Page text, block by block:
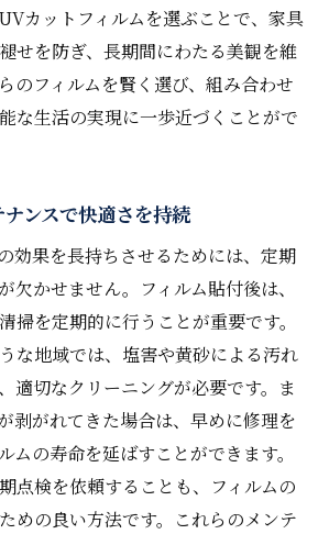
カットフィルムを選ぶことで、家具
せを防ぎ、長期間にわたる美観を維
のフィルムを賢く選び、組み合わせ
な生活の実現に一歩近づくことがで
ンスで快適さを持続
効果を長持ちさせるためには、定期
欠かせません。フィルム貼付後は、
掃を定期的に行うことが重要です。
な地域では、塩害や黄砂による汚れ
適切なクリーニングが必要です。ま
剥がれてきた場合は、早めに修理を
ムの寿命を延ばすことができます。
点検を依頼することも、フィルムの
めの良い方法です。これらのメンテ